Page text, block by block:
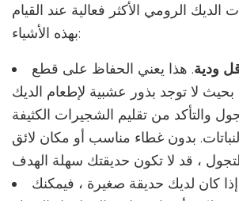
الديك الرومي الأكثر فعالية عند القيام
بهذه الأشياء:
ودية. هذا يعني الحفاظ على قطع
لا توجد بذور عشبية لإطعام الديك
والتأكد من تقليم الشجيرات الكثيفة
بدون غطاء مناسب أو مكان لائق
كان لديك حديقة صغيرة ، فيمكنك